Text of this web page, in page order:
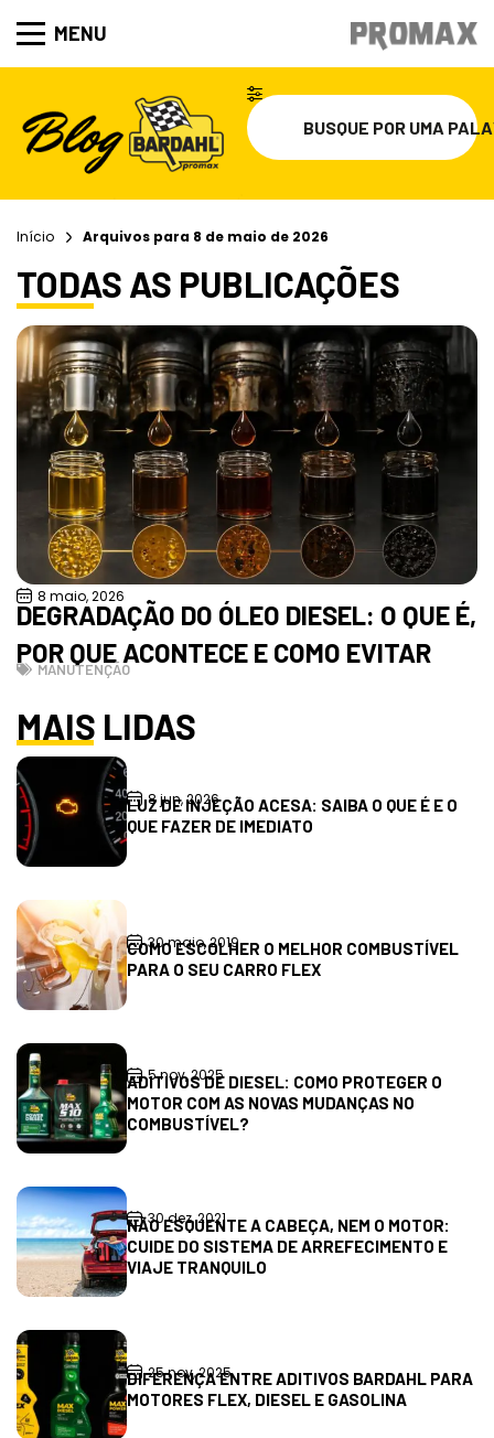
MENU
Início Arquivos para 8 de maio de 2026
TODAS AS PUBLICAÇÕES
8 maio, 2026
DEGRADAÇÃO DO ÓLEO DIESEL: O QUE É,
POR QUE ACONTECE E COMO EVITAR
MANUTENÇÃO
MAIS LIDAS
8 jun, 2026
LUZ DE INJEÇÃO ACESA: SAIBA O QUE É E O
QUE FAZER DE IMEDIATO
30 maio, 2019
COMO ESCOLHER O MELHOR COMBUSTÍVEL
PARA O SEU CARRO FLEX
5 nov, 2025
ADITIVOS DE DIESEL: COMO PROTEGER O
MOTOR COM AS NOVAS MUDANÇAS NO
COMBUSTÍVEL?
30 dez, 2021
NÃO ESQUENTE A CABEÇA, NEM O MOTOR:
CUIDE DO SISTEMA DE ARREFECIMENTO E
VIAJE TRANQUILO
25 nov, 2025
DIFERENÇA ENTRE ADITIVOS BARDAHL PARA
MOTORES FLEX, DIESEL E GASOLINA